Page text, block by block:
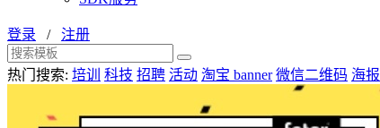
登录 / 注册
热门搜索: 培训 科技 招聘 活动 淘宝 banner 微信二维码 海报